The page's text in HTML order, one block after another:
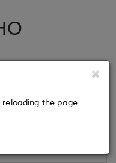
the page.